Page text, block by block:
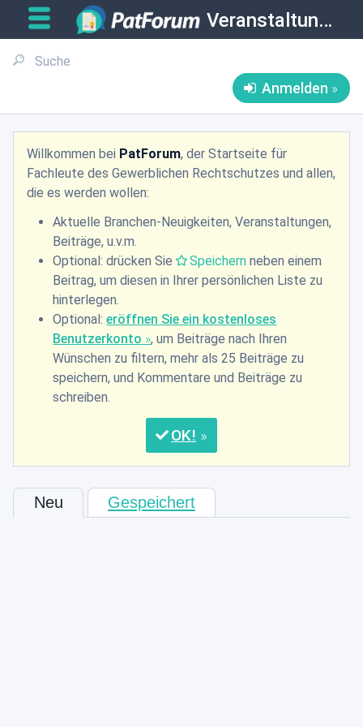
Veranstaltungen
Anmelden
Willkommen bei PatForum, der Startseite für
Fachleute des Gewerblichen Rechtschutzes und allen,
die es werden wollen:
Aktuelle Branchen-Neuigkeiten, Veranstaltungen,
Beiträge, u.v.m.
Optional: drücken Sie
Speichern neben einem
Beitrag, um diesen in Ihrer persönlichen Liste zu
hinterlegen.
Optional:eröffnen Sie ein kostenloses
Benutzerkonto
, um Beiträge nach Ihren
Wünschen zu filtern, mehr als 25 Beiträge zu
speichern, und Kommentare und Beiträge zu
schreiben.
OK
Neu Gespeichert